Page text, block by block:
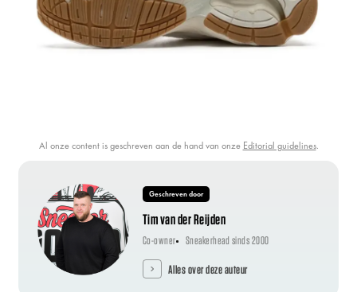
Al onze content is geschreven aan de hand van onze Editorial guidelines.
Geschreven door
Tim van der Reijden
Co-owner Sneakerhead sinds 2000
Alles over deze auteur